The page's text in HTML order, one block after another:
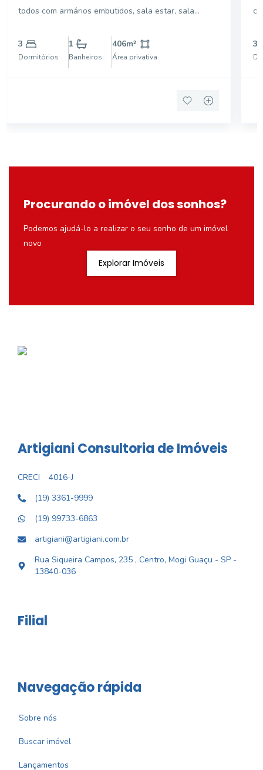
todos com armários embutidos, sala estar, sala
lazer com piscina, churrasqueira, wc, área de serviço,
garagem, cerca elétrica, Ótima localização!
3
Dormitórios
1
Banheiros
406m²
Área privativa
3
Procurando o imóvel dos sonhos?
Podemos ajudá-lo a realizar o seu sonho de um imóvel
novo
Explorar Imóveis
Artigiani Consultoria de Imóveis
CRECI
4016-J
(19) 3361-9999
(19) 99733-6863
artigiani@artigiani.com.br
Rua Siqueira Campos, 235 , Centro, Mogi Guaçu - SP -
13840-036
Filial
Navegação rápida
Sobre nós
Buscar imóvel
Lançamentos